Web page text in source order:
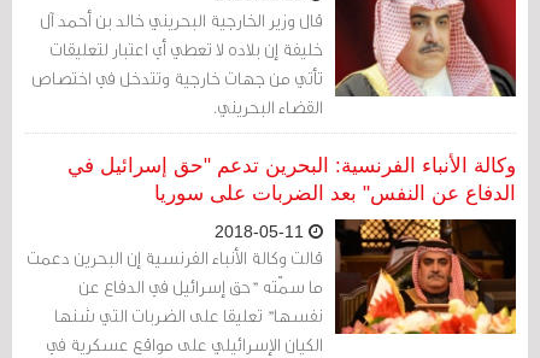
والعلوم والابتكار، حقوق الإنسان، مكافحة
الاتجار بالأشخاص، البيئة، والفضاء".
قال وزير الخارجية البحريني خالد بن أحمد آل
خليفة إن بلاده لا تعطي أي اعتبار لتعليقات
تأتي من جهات خارجية وتتدخل في اختصاص
القضاء البحريني.
وكالة الأنباء الفرنسية: البحرين تدعم "حق إسرائيل في
الدفاع عن النفس" بعد الضربات على سوريا
قالت وكالة الأنباء الفرنسية إن البحرين دعمت
ما سمّته "حق إسرائيل في الدفاع عن
نفسها" تعليقا على الضربات التي شنها
الكيان الإسرائيلي على مواقع عسكرية في